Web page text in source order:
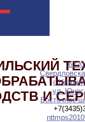
И
г.
ул.
Восточное